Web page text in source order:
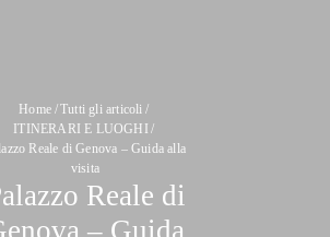
Home Tutti gli articoli
ITINERARI E LUOGHI
Reale di Genova – Guida alla
visita
Reale di